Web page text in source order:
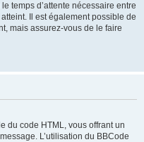
temps d’attente nécessaire entre
Il est également possible de
mais assurez-vous de le faire
du code HTML, vous offrant un
L’utilisation du BBCode